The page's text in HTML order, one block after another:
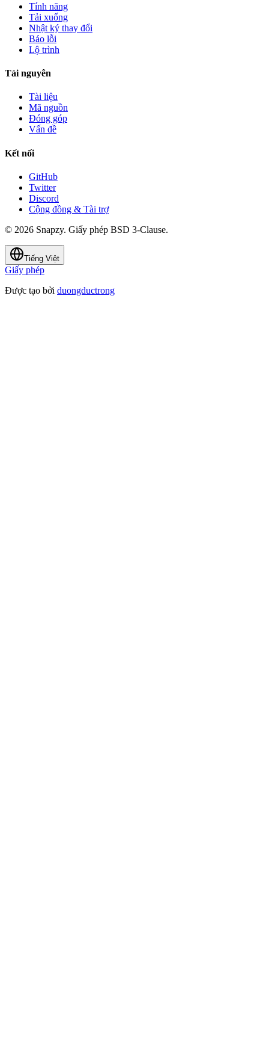
Tính năng
Tải xuống
Nhật ký thay đổi
Báo lỗi
Lộ trình
Tài nguyên
Tài liệu
Mã nguồn
Đóng góp
Vấn đề
Kết nối
GitHub
Twitter
Discord
Cộng đồng & Tài trợ
© 2026 Snapzy. Giấy phép BSD 3-Clause.
Tiếng Việt
Giấy phép
Được tạo bởi duongductrong